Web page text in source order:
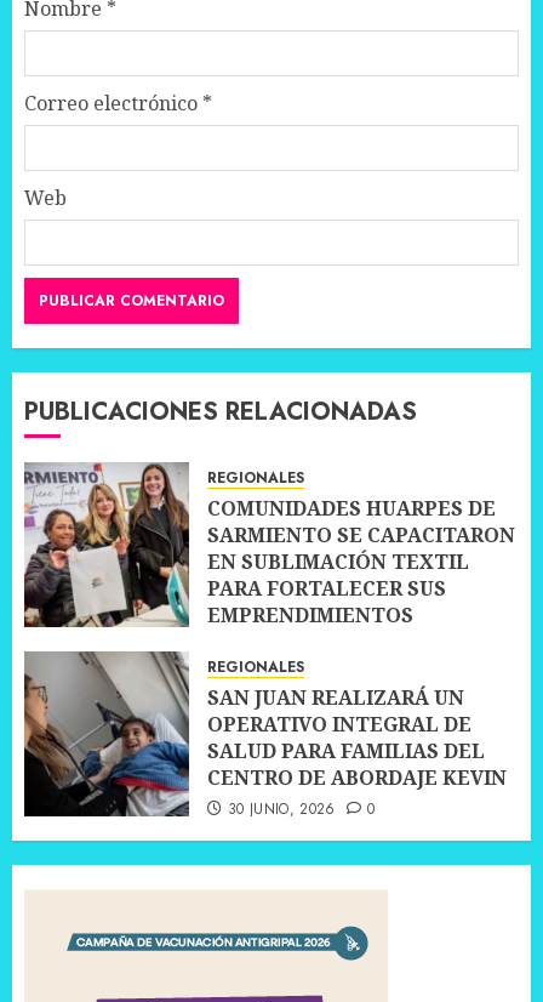
Nombre *
Correo electrónico *
Web
PUBLICACIONES RELACIONADAS
REGIONALES
COMUNIDADES HUARPES DE
SARMIENTO SE CAPACITARON
EN SUBLIMACIÓN TEXTIL
PARA FORTALECER SUS
EMPRENDIMIENTOS
REGIONALES
SAN JUAN REALIZARÁ UN
OPERATIVO INTEGRAL DE
SALUD PARA FAMILIAS DEL
CENTRO DE ABORDAJE KEVIN
30 JUNIO, 2026 0